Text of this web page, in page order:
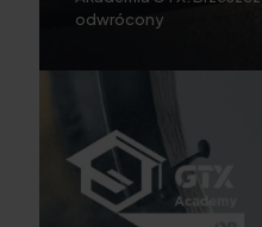
odwrócony